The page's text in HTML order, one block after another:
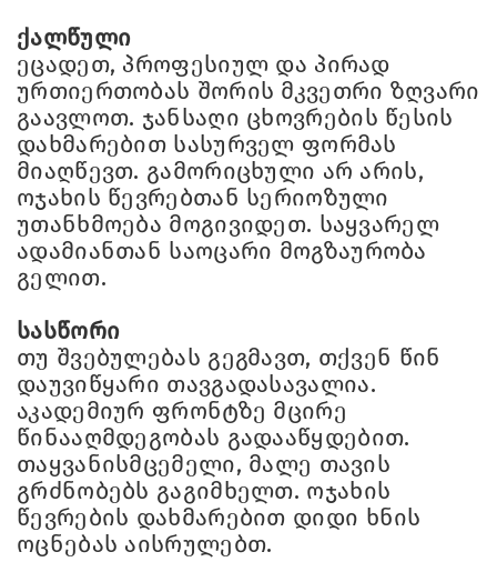
ქალწული
ეცადეთ, პროფესიულ და პირად
ურთიერთობას შორის მკვეთრი ზღვარი
გაავლოთ. ჯანსაღი ცხოვრების წესის
დახმარებით სასურველ ფორმას
მიაღწევთ. გამორიცხული არ არის,
ოჯახის წევრებთან სერიოზული
უთანხმოება მოგივიდეთ. საყვარელ
ადამიანთან საოცარი მოგზაურობა
გელით.
სასწორი
თუ შვებულებას გეგმავთ, თქვენ წინ
დაუვიწყარი თავგადასავალია.
აკადემიურ ფრონტზე მცირე
წინააღმდეგობას გადააწყდებით.
თაყვანისმცემელი, მალე თავის
გრძნობებს გაგიმხელთ. ოჯახის
წევრების დახმარებით დიდი ხნის
ოცნებას აისრულებთ.